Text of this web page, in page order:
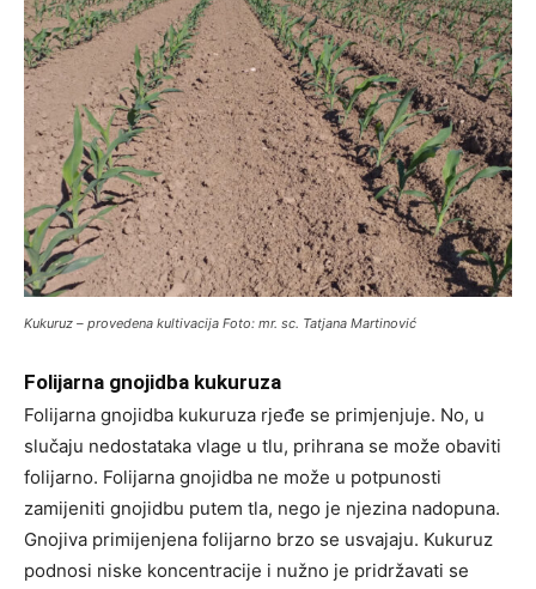
Kukuruz – provedena kultivacija Foto: mr. sc. Tatjana Martinović
Folijarna gnojidba kukuruza
Folijarna gnojidba kukuruza rjeđe se primjenjuje. No, u
slučaju nedostataka vlage u tlu, prihrana se može obaviti
folijarno. Folijarna gnojidba ne može u potpunosti
zamijeniti gnojidbu putem tla, nego je njezina nadopuna.
Gnojiva primijenjena folijarno brzo se usvajaju. Kukuruz
podnosi niske koncentracije i nužno je pridržavati se